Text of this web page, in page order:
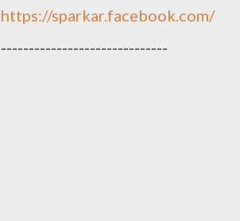
https://sparkar.facebook.com/
------------------------------